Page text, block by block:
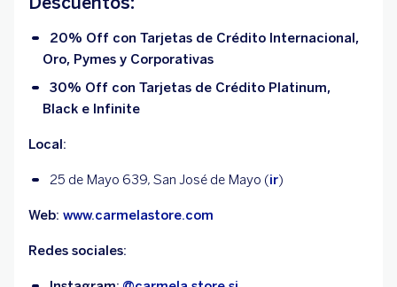
20% Off con Tarjetas de Crédito Internacional,
Oro, Pymes y Corporativas
30% Off con Tarjetas de Crédito Platinum,
Black e Infinite
Local:
25 de Mayo 639, San José de Mayo (ir)
Web: www.carmelastore.com
Redes sociales: